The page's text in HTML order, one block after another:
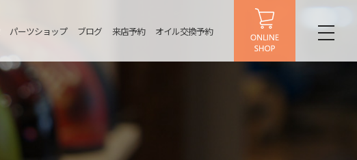
パーツショップ ブログ 来店予約 オイル交換予約